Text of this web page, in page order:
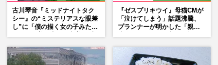
古川琴音『ミッドナイトタク
シー』の“ミステリアスな眼差
し”に「僕の描く女の子みた
『ゼスプリキウイ』母猫CMが
「泣けてしまう」話題沸騰、
プランナーが明かした「親に